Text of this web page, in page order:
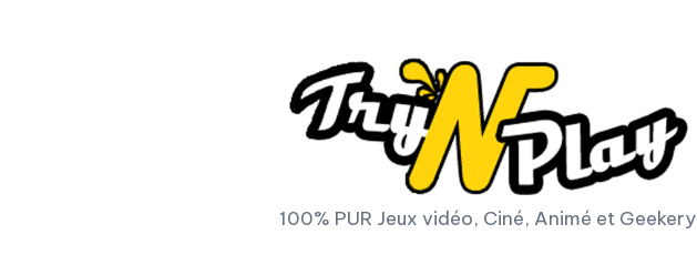
T
100% PUR Jeux vidéo, Ciné, Animé et Geekery